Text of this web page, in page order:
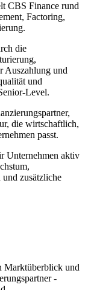
CBS Finance rund
Factoring,
die
Auszahlung und
und
Level.
die wirtschaftlich,
passt.
Unternehmen aktiv
zusätzliche
Marktüberblick und
-